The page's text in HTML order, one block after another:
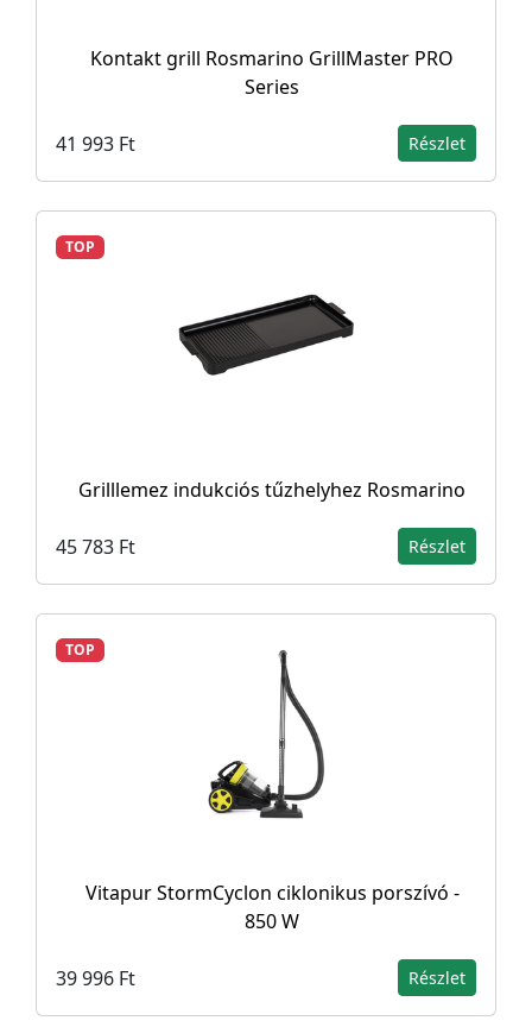
Kontakt grill Rosmarino GrillMaster PRO
Series
41 993 Ft Részlet
TOP
Grilllemez indukciós tűzhelyhez Rosmarino
45 783 Ft Részlet
TOP
Vitapur StormCyclon ciklonikus porszívó -
850 W
39 996 Ft Részlet